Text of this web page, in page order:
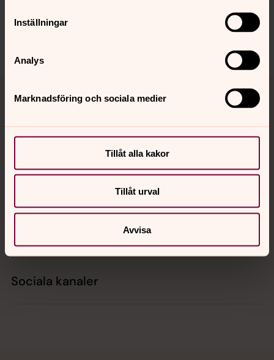
Inställningar
Analys
Marknadsföring och sociala medier
Tillåt alla kakor
Tillåt urval
Avvisa
varabygdens.forsamling@svenskakyrkan.se
Kontakt
Sociala kanaler